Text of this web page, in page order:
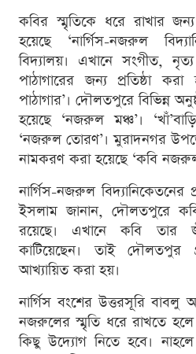
কবির স্মৃতিকে ধরে রাখার
হয়েছে ‘নার্গিস-নজরুল
বিদ্যালয়। এখানে সংগীত,
পাঠাগারের জন্য প্রতিষ্ঠা
পাঠাগার’। দৌলতপুরে বিভিন্ন
হয়েছে ‘নজরুল মঞ্চ’।
‘নজরুল তোরণ’। মুরাদনগর
নামকরণ করা হয়েছে ‘কবি
নার্গিস-নজরুল
ইসলাম জানান, দৌলতপুরে
রয়েছে। এখানে কবি তার
কাটিয়েছেন। তাই দৌলতপুর
আখ্যায়িত করা হয়।
নার্গিস বংশের উত্তরসূরি বাবলু
নজরুলের স্মৃতি ধরে রাখতে
কিছু উদ্যোগ নিতে হবে।